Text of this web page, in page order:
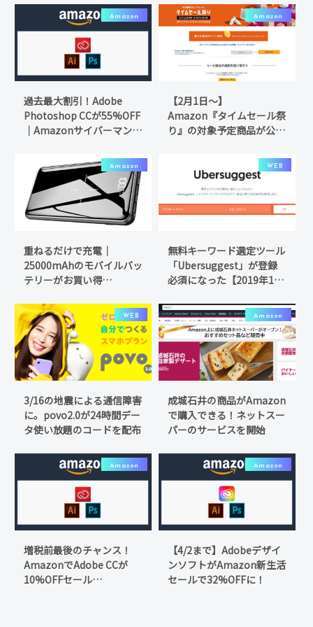
Amazon
過去最大割引！Adobe
Photoshop CCが55%OFF
｜Amazonサイバーマンデ
Amazon
【2月1日～】
Amazon『タイムセール祭
り』の対象予定商品が公開
Amazon
重ねるだけで充電｜
25000mAhのモバイルバッ
テリーがお買い得
WEB
無料キーワード選定ツール
「Ubersuggest」が登録
必須になった【2019年11
WEB
3/16の地震による通信障害
に。povo2.0が24時間デー
タ使い放題のコードを配布
Amazon
成城石井の商品がAmazon
で購入できる！ネットスー
パーのサービスを開始
Amazon
増税前最後のチャンス！
AmazonでAdobe CCが
10%OFFセール
Amazon
【4/2まで】Adobeデザイ
ンソフトがAmazon新生活
セールで32%OFFに！